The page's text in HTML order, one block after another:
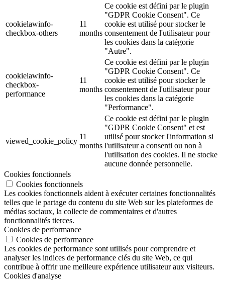
cookielawinfo-
checkbox-others
11
months
Ce cookie est défini par le plugin
"GDPR Cookie Consent". Ce
cookie est utilisé pour stocker le
consentement de l'utilisateur pour
les cookies dans la catégorie
"Autre".
cookielawinfo-
checkbox-
performance
11
months
Ce cookie est défini par le plugin
"GDPR Cookie Consent". Ce
cookie est utilisé pour stocker le
consentement de l'utilisateur pour
les cookies dans la catégorie
"Performance".
viewed_cookie_policy
11
months
Ce cookie est défini par le plugin
"GDPR Cookie Consent" et est
utilisé pour stocker l'information si
l'utilisateur a consenti ou non à
l'utilisation des cookies. Il ne stocke
aucune donnée personnelle.
Cookies fonctionnels
Cookies fonctionnels
Les cookies fonctionnels aident à exécuter certaines fonctionnalités
telles que le partage du contenu du site Web sur les plateformes de
médias sociaux, la collecte de commentaires et d'autres
fonctionnalités tierces.
Cookies de performance
Cookies de performance
Les cookies de performance sont utilisés pour comprendre et
analyser les indices de performance clés du site Web, ce qui
contribue à offrir une meilleure expérience utilisateur aux visiteurs.
Cookies d'analyse